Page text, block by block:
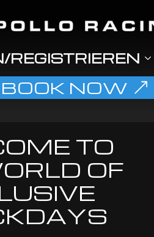
REGISTRIEREN
BOOK NOW
TO
OF